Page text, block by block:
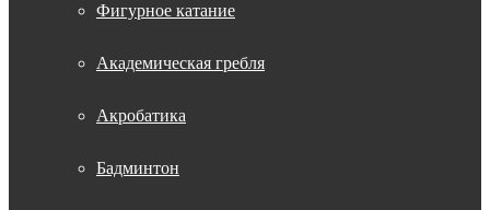
Фигурное катание
Академическая гребля
Акробатика
Бадминтон